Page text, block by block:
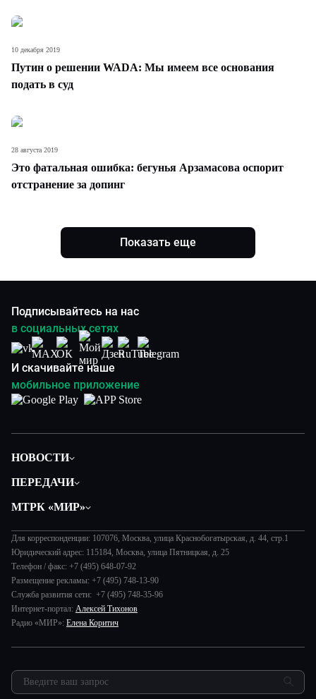
Путин о решении WADA: Мы имеем все основания
подать в суд
10 декабря 2019
Это фатальная ошибка: бегунья Арзамасова оспорит
отстранение за допинг
28 августа 2019
Показать еще
Подписывайтесь на нас
в социальных сетях
И скачивайте наше
мобильное приложение
НОВОСТИ
Экономика
Происшествия
В содружестве
В мире
Наука и технологии
Здоровье и медицина
Культура
Шоу-бизнес
ПЕРЕДАЧИ
Дела судебные
Диктор делает
Игра в кино
Игра в кино. Мультфильмы
Исторический детектив
МИР. Мнение
Мировое соглашение
МТРК «МИР»
История
Руководство
Новости компании
Пресса о нас
Карьера
Результаты СОУТ
Для корреспонденции: 107076, Москва, улица Краснобогатырская, д. 44, стр.1
Юридический адрес: 115184, Москва, улица Пятницкая, д. 25
Телефон / факс: +7 (495) 648-07-92
Размещение рекламы: +7 (495) 748-13-90
Служба развития сети: +7 (495) 748-35-96
Интернет-портал: Алексей Тихонов
Радио «МИР»: Елена Коритич